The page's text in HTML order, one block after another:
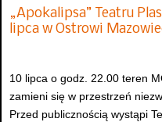
„Apokalipsa” Teatru
lipca w Ostrowi
10 lipca o godz. 22.00 teren
zamieni się w przestrzeń
Przed publicznością wystąpi